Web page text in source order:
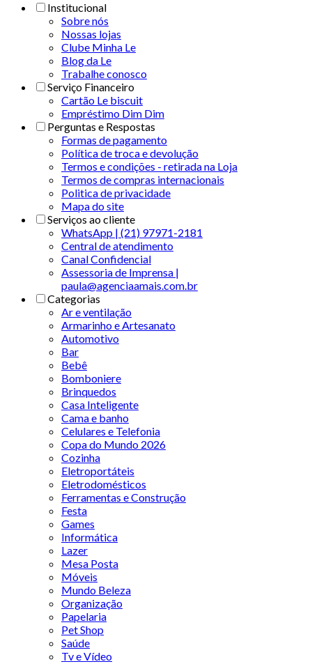
Institucional
Sobre nós
Nossas lojas
Clube Minha Le
Blog da Le
Trabalhe conosco
Serviço Financeiro
Cartão Le biscuit
Empréstimo Dim Dim
Perguntas e Respostas
Formas de pagamento
Política de troca e devolução
Termos e condições - retirada na Loja
Termos de compras internacionais
Politica de privacidade
Mapa do site
Serviços ao cliente
WhatsApp | (21) 97971-2181
Central de atendimento
Canal Confidencial
Assessoria de Imprensa |
paula@agenciaamais.com.br
Categorias
Ar e ventilação
Armarinho e Artesanato
Automotivo
Bar
Bebê
Bomboniere
Brinquedos
Casa Inteligente
Cama e banho
Celulares e Telefonia
Copa do Mundo 2026
Cozinha
Eletroportáteis
Eletrodomésticos
Ferramentas e Construção
Festa
Games
Informática
Lazer
Mesa Posta
Móveis
Mundo Beleza
Organização
Papelaria
Pet Shop
Saúde
Tv e Vídeo